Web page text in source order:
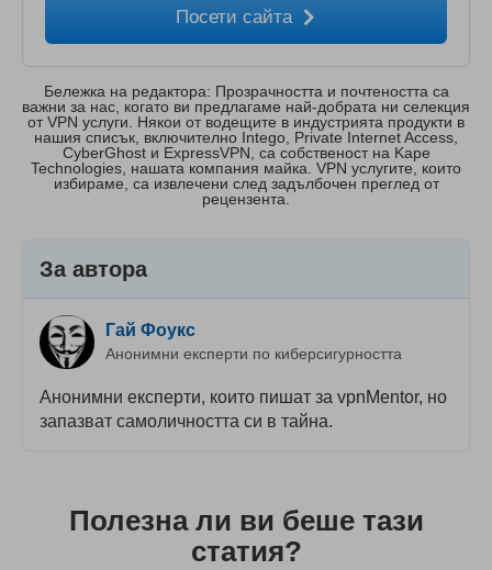
Посети сайта
Бележка на редактора: Прозрачността и почтеността са
важни за нас, когато ви предлагаме най-добрата ни селекция
от VPN услуги. Някои от водещите в индустрията продукти в
нашия списък, включително Intego, Private Internet Access,
CyberGhost и ExpressVPN, са собственост на Kape
Technologies, нашата компания майка. VPN услугите, които
избираме, са извлечени след задълбочен преглед от
рецензента.
За автора
Гай Фоукс
Анонимни експерти по киберсигурността
Анонимни експерти, които пишат за vpnMentor, но
запазват самоличността си в тайна.
Полезна ли ви беше тази
статия?